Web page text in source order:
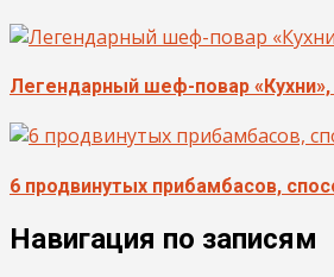
Легендарный шеф-повар
6 продвинутых прибамбасов,
Навигация по записям